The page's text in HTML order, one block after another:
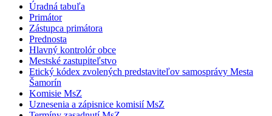
Úradná tabuľa
Primátor
Zástupca primátora
Prednosta
Hlavný kontrolór obce
Mestské zastupiteľstvo
Etický kódex zvolených predstaviteľov samosprávy Mesta
Šamorín
Komisie MsZ
Uznesenia a zápisnice komisií MsZ